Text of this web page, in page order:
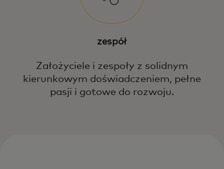
zespół
Założyciele i zespoły z solidnym
kierunkowym doświadczeniem, pełne
pasji i gotowe do rozwoju.